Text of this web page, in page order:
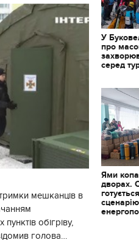
мешканців в
обігріву,
голова
У
про
серед
Ями
дворах.